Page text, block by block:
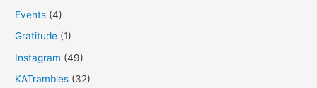
Events (4)
Gratitude (1)
Instagram (49)
KATrambles (32)